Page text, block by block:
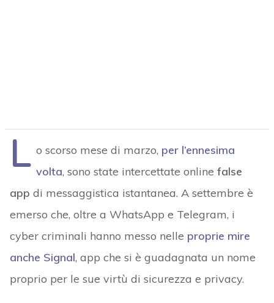
L o scorso mese di marzo, per l’ennesima
volta, sono state intercettate online false
app di messaggistica istantanea. A settembre è
emerso che, oltre a WhatsApp e Telegram, i
cyber criminali hanno messo nelle proprie mire
anche Signal, app che si è guadagnata un nome
proprio per le sue virtù di sicurezza e privacy.